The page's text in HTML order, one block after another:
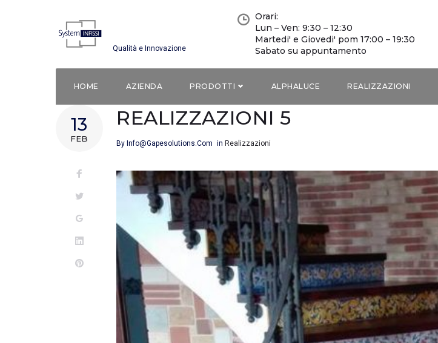
Qualità e Innovazione
Orari:
Lun – Ven: 9:30 – 12:30
Martedi' e Giovedi' pom 17:00 – 19:30
Sabato su appuntamento
HOME AZIENDA PRODOTTI ALPHALUCE REALIZZAZIONI
13
FEB
Facebook
Twitter
Pinterest
REALIZZAZIONI 5
By Info@gapesolutions.com in Realizzazioni